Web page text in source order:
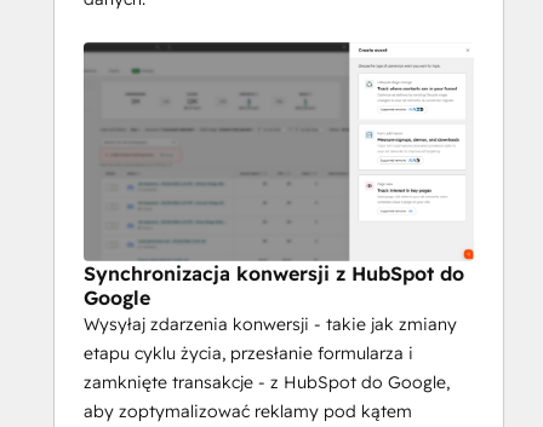
Synchronizacja konwersji z HubSpot do
Google
Wysyłaj zdarzenia konwersji - takie jak zmiany
etapu cyklu życia, przesłanie formularza i
zamknięte transakcje - z HubSpot do Google,
aby zoptymalizować reklamy pod kątem